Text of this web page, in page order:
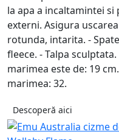
la apa a incaltamintei
externi. Asigura
rotunda, intarita. -
fleece. - Talpa
marimea este de: 19
marimea: 32.
Descoperă aici